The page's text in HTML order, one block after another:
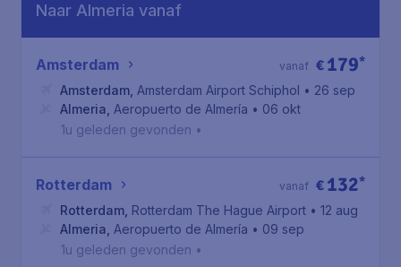
Naar Almeria vanaf
Amsterdam € 179*
vanaf
Amsterdam Amsterdam Airport Schiphol • 26 sep
Almeria Aeropuerto de Almería • 06 okt
1u geleden gevonden •
Rotterdam € 132*
vanaf
Rotterdam Rotterdam The Hague Airport • 12 aug
Almeria Aeropuerto de Almería • 09 sep
1u geleden gevonden •